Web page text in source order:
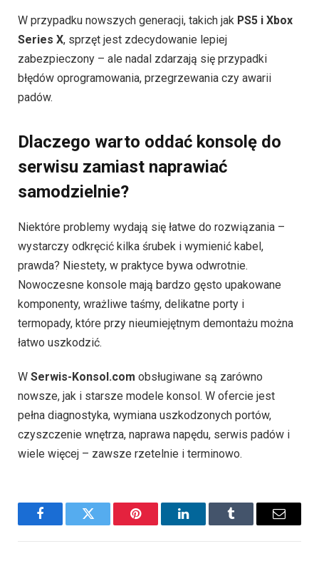
W przypadku nowszych generacji, takich jak PS5 i Xbox
Series X, sprzęt jest zdecydowanie lepiej
zabezpieczony – ale nadal zdarzają się przypadki
błędów oprogramowania, przegrzewania czy awarii
padów.
Dlaczego warto oddać konsolę do
serwisu zamiast naprawiać
samodzielnie?
Niektóre problemy wydają się łatwe do rozwiązania –
wystarczy odkręcić kilka śrubek i wymienić kabel,
prawda? Niestety, w praktyce bywa odwrotnie.
Nowoczesne konsole mają bardzo gęsto upakowane
komponenty, wrażliwe taśmy, delikatne porty i
termopady, które przy nieumiejętnym demontażu można
łatwo uszkodzić.
W Serwis-Konsol.com obsługiwane są zarówno
nowsze, jak i starsze modele konsol. W ofercie jest
pełna diagnostyka, wymiana uszkodzonych portów,
czyszczenie wnętrza, naprawa napędu, serwis padów i
wiele więcej – zawsze rzetelnie i terminowo.
FacebookTwitter Pinterest LinkedInTumblr Email